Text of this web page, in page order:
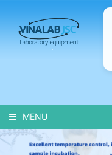
MENU